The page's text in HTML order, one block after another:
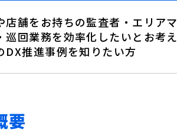
店舗をお持ちの監査者・エリア
巡回業務を効率化したいとお考
DX推進事例を知りたい方
要